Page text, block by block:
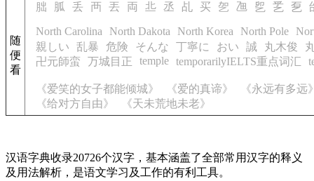
随
便
看
朏 胍 丢 襾 丟 両 丠 丞 乩 买 乫 乪 乮 乯 乭
North Carolina North Dakota North Korea North Pole
親しい
乱暴 危険 そんな 丁寧に おい 誠 丸木俊
卍元師蛮
万城目正 temple temporarilyIELTS重点词汇
《爱笑的女子都能倾城》 《爱的真谛》
《永远有多远
《给对方自由》
《天未荒地未老》
汉语字典收录20726个汉字，基本涵盖了全部常用汉字的释义
及用法解析，是语文学习及工作的有利工具。